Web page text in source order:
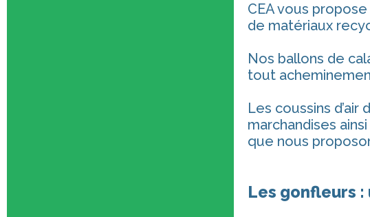
CEA vous
de matériaux
Nos ballons de
tout
Les coussins
marchandises
que nous
Les gonfleurs